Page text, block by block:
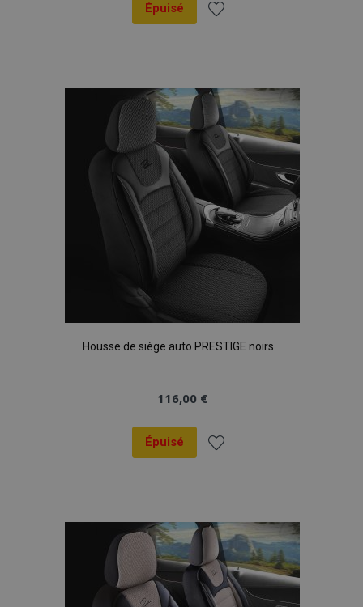
Épuisé
liste
d'achats
Housse de siège auto PRESTIGE noirs
116,00 €
Épuisé
liste
d'achats